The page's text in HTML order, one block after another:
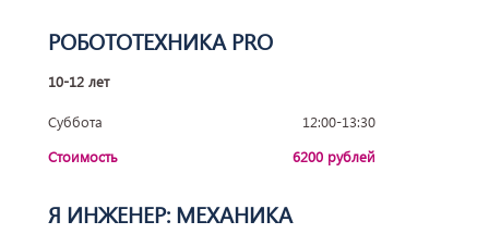
РОБОТОТЕХНИКА PRO
10-12 лет
Суббота
12:00-13:30
Стоимость
6200 рублей
Я ИНЖЕНЕР: МЕХАНИКА